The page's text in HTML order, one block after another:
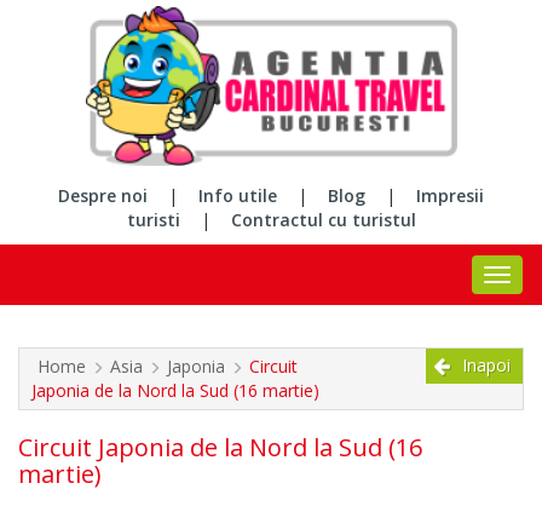
Despre noi | Info utile | Blog |
Impresii
turisti
| Contractul cu turistul
Home Asia Japonia
Circuit
Japonia de la Nord la Sud (16 martie)
Inapoi
Circuit Japonia de la Nord la Sud (16
martie)